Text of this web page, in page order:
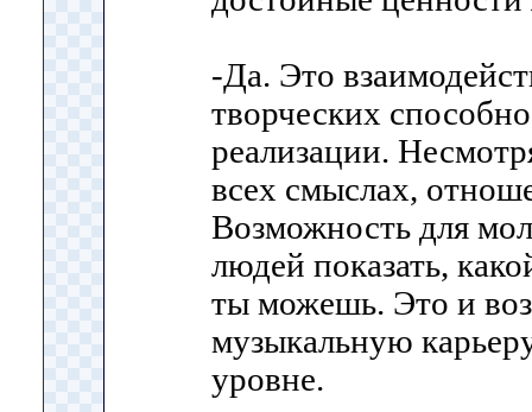
-Да. Это
творческих
реализации.
всех смыслах,
Возможность для
людей показать,
ты можешь. Это и
музыкальную
уровне.